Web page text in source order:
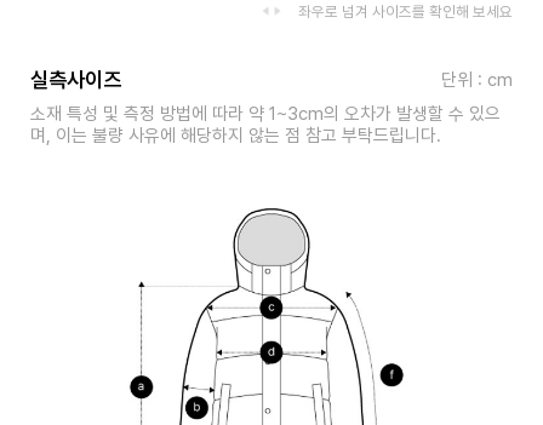
좌우로 넘겨 사이즈를 확인해 보세요
실측사이즈
단위 : cm
소재 특성 및 측정 방법에 따라 약 1~3cm의 오차가 발생할 수 있으
며, 이는 불량 사유에 해당하지 않는 점 참고 부탁드립니다.